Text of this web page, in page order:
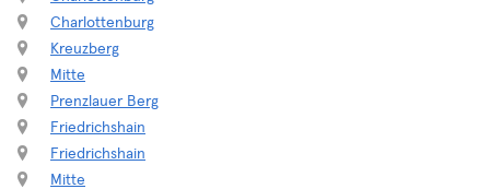
Charlottenburg
Kreuzberg
Mitte
Prenzlauer Berg
Friedrichshain
Friedrichshain
Mitte